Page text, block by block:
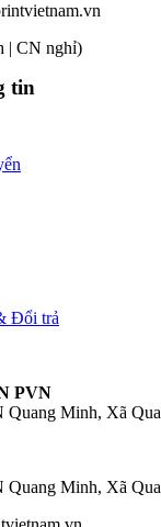
| CN nghỉ)
tin
Đổi trả
PVN
Minh, Xã
Minh, Xã